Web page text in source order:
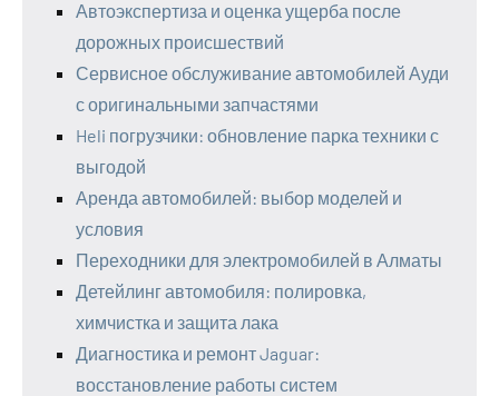
Автоэкспертиза и оценка ущерба после
дорожных происшествий
Сервисное обслуживание автомобилей Ауди
с оригинальными запчастями
Heli погрузчики: обновление парка техники с
выгодой
Аренда автомобилей: выбор моделей и
условия
Переходники для электромобилей в Алматы
Детейлинг автомобиля: полировка,
химчистка и защита лака
Диагностика и ремонт Jaguar:
восстановление работы систем